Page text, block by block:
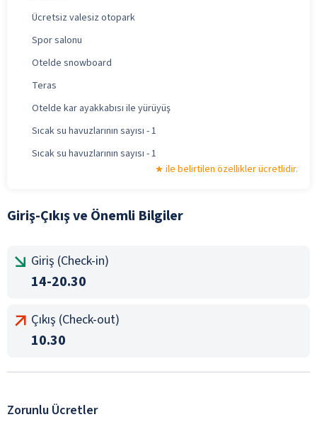
Ücretsiz valesiz otopark
Spor salonu
Otelde snowboard
Teras
Otelde kar ayakkabısı ile yürüyüş
Sıcak su havuzlarının sayısı - 1
Sıcak su havuzlarının sayısı - 1
ile belirtilen özellikler ücretlidir.
Giriş-Çıkış ve Önemli Bilgiler
Giriş (Check-in)
14-20.30
Çıkış (Check-out)
10.30
Zorunlu Ücretler